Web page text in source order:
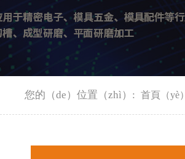
您的（de）位置（zhì）: 首頁（yè）